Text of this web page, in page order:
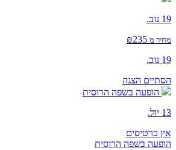
19 נוב.
מחיר מ
19 נוב.
הסתיים הצגה
הופעה בשפה הרוסית
13 יול.
אין כרטיסים
הופעה בשפה הרוסית